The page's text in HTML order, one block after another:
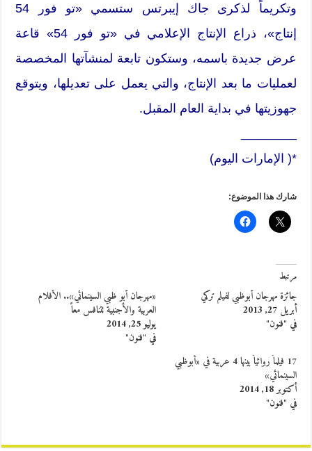
وتكريماً لذكرى جاك إيبرتس ستسمي «تو فور 54
إنتاج»، ذراع الإنتاج الإعلامي في «تو فور 54» قاعة
عرض جديدة باسمه، وستكون تابعة لمنشآتها المخصصة
لعمليات ما بعد الإنتاج، والتي يعمل على تعديلها، ويتوقع
جهوزيتها في بداية العام المقبل.
*( الإمارات اليوم)
شارك هذا الموضوع:
مرتبط
جائزة مهرجان أبوظبي لفيلم تركي
أبريل 27, 2013
في "فنون"
«مهرجان أبو ظبي السينمائي».. الأفلام
العربية والأجنبية تتنافس معاً
يوليو 25, 2014
في "فنون"
17 فيلماً روائياً بينها 4 عربية في «أبوظبي
السينمائي»
أكتوبر 18, 2014
في "فنون"